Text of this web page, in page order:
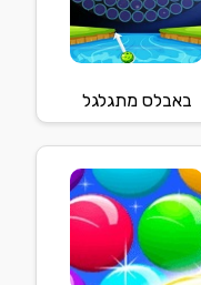
באבלס מתגלגל